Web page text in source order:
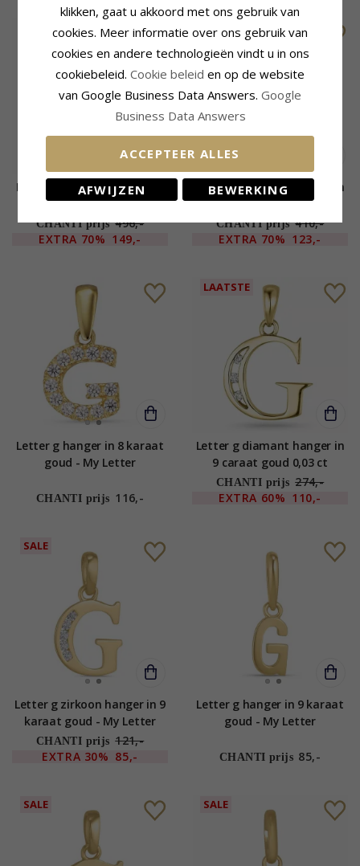
LAATSTE
Letter g diamant hanger in
9 caraat witgoud 0,074 ct
CHANTI prijs 496,-
EXTRA 70% 149,-
LAATSTE
Letter g diamant hanger in
9 caraat goud 0,07 ct
CHANTI prijs 410,-
EXTRA 70% 123,-
Letter g hanger in 8 karaat
goud - My Letter
CHANTI prijs 116,-
LAATSTE
Letter g diamant hanger in
9 caraat goud 0,03 ct
CHANTI prijs 274,-
EXTRA 60% 110,-
SALE
Letter g zirkoon hanger in 9
karaat goud - My Letter
CHANTI prijs 121,-
EXTRA 30% 85,-
Letter g hanger in 9 karaat
goud - My Letter
CHANTI prijs 85,-
SALE SALE
klikken, gaat u akkoord met ons gebruik van
cookies. Meer informatie over ons gebruik van
cookies en andere technologieën vindt u in ons
cookiebeleid. Cookie beleid en op de website
van Google Business Data Answers. Google
Business Data Answers
ACCEPTEER ALLES
AFWIJZEN BEWERKING